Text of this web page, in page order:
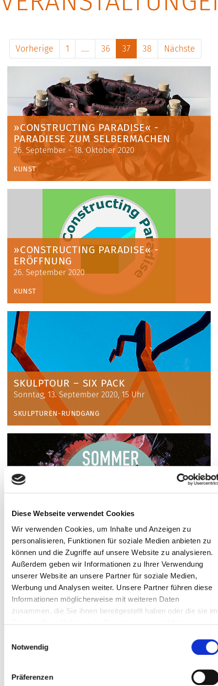
Diese Webseite verwendet Cookies
Wir verwenden Cookies, um Inhalte und Anzeigen zu
personalisieren, Funktionen für soziale Medien anbieten zu
können und die Zugriffe auf unsere Website zu analysieren.
Außerdem geben wir Informationen zu Ihrer Verwendung
unserer Website an unsere Partner für soziale Medien,
Werbung und Analysen weiter. Unsere Partner führen diese
Informationen möglicherweise mit weiteren Daten
zusammen, die Sie ihnen bereitgestellt haben oder die sie im
Notwendig
Präferenzen
Vorherige 1 .... 36 37 38 Nächste
»CONSTRUCTING PARADISE« -
PARADIESE ZUM SELBERMACHEN
26. September - 18. Oktober 2020
KUNST
»CONSTRUCTING PARADISE« -
ERÖFFNUNG
26. September 2020
KUNST
SKULPTOUR – SIX PACK
Sonntag, 13. September 2020, 15 Uhr
SKULPTUREN-RUNDGANG
TIPP: SOMMERKONZERTE ALTE MUSIK
10. Juli - 6. September 2020
AUSGEBUCHT: ZEICHNEN UND
KRITZELN UND MALEN MIT QUARK,